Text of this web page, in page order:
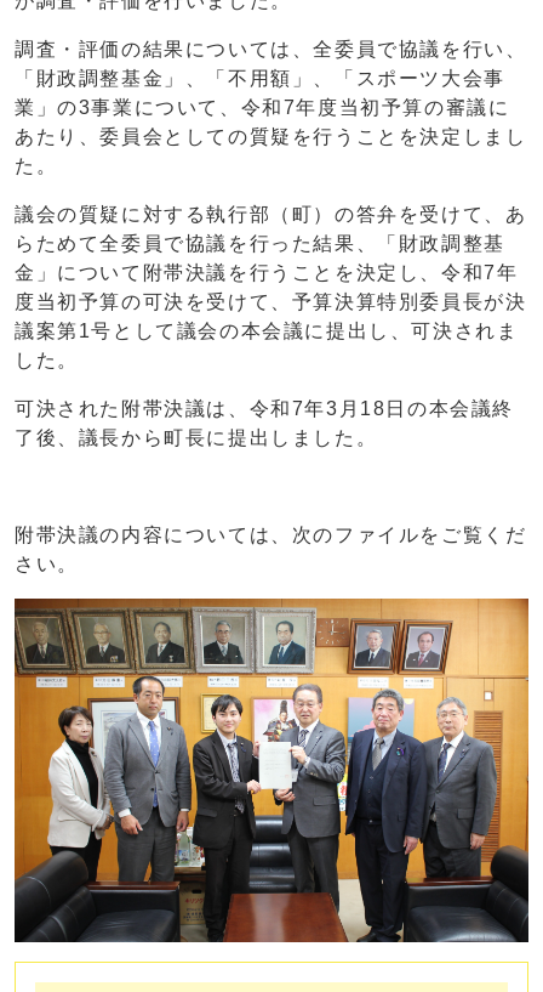
調査・評価の結果については、全委員で協議を行い、
「財政調整基金」、「不用額」、「スポーツ大会事
業」の3事業について、令和7年度当初予算の審議に
あたり、委員会としての質疑を行うことを決定しまし
た。
議会の質疑に対する執行部（町）の答弁を受けて、あ
らためて全委員で協議を行った結果、「財政調整基
金」について附帯決議を行うことを決定し、令和7年
度当初予算の可決を受けて、予算決算特別委員長が決
議案第1号として議会の本会議に提出し、可決されま
した。
可決された附帯決議は、令和7年3月18日の本会議終
了後、議長から町長に提出しました。
附帯決議の内容については、次のファイルをご覧くだ
さい。